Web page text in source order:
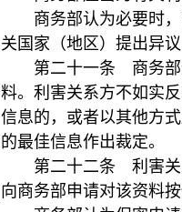
商务部认为必要时，
关国家（地区）提出异议
第二十一条 商务部进
料。利害关系方不如实
信息的，或者以其他方
的最佳信息作出裁定。
第二十二条 利害关系
向商务部申请对该资料按